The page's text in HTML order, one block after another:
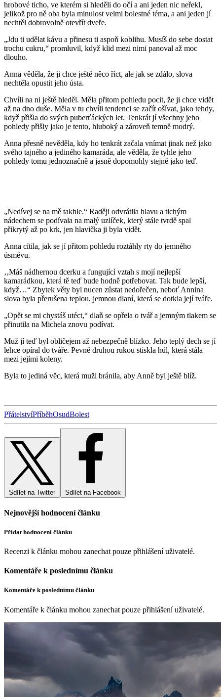
hrobové ticho, ve kterém si hleděli do očí a ani jeden nic neřekl,
jelikož pro ně oba byla minulost velmi bolestné téma, a ani jeden jí
nechtěl dobrovolně otevřít dveře.
„Jdu ti udělat kávu a přinesu ti aspoň koblihu. Musíš do sebe dostat
trochu cukru,“ promluvil, když klid mezi nimi panoval až moc
dlouho.
Anna věděla, že ji chce ještě něco říct, ale jak se zdálo, slova
nechtěla opustit jeho ústa.
Chvíli na ni ještě hleděl. Měla přitom pohledu pocit, že ji chce vidět
až na dno duše. Měla v tu chvíli tendenci se začít ošívat, jako tehdy,
když přišla do svých puberťáckých let. Tenkrát jí všechny jeho
pohledy přišly jako je tento, hluboký a zároveň temně modrý.
Anna přesně nevěděla, kdy ho tenkrát začala vnímat jinak než jako
svého tajného a jediného kamaráda, ale věděla, že tyhle jeho
pohledy tomu jednoznačně a jasně dopomohly stejně jako teď.
„Nedívej se na mě takhle.“ Raději odvrátila hlavu a tichým
nádechem se podívala na malý uzlíček, který stále tvrdě spal
přikrytý až po krk, jen hlavička ji byla vidět.
Anna cítila, jak se jí přitom pohledu roztáhly rty do jemného
úsměvu.
‚‚Máš nádhernou dcerku a fungující vztah s mojí nejlepší
kamarádkou, která tě teď bude hodně potřebovat. Tak bude lepší,
když…“ Zbytek věty byl nucen zůstat nedořečen, neboť Annina
slova byla přerušena teplou, jemnou dlaní, která se dotkla její tváře.
„Opět se mi chystáš utéct,“ dlaň se opřela o tvář a jemným tlakem se
přinutila na Michela znovu podívat.
Muž jí teď byl obličejem až nebezpečně blízko. Jeho teplý dech se jí
lehce opíral do tváře. Pevně druhou rukou stiskla hůl, která stála
mezi jejími koleny.
Byla to jediná věc, která muži bránila, aby Anně byl ještě blíž.
PřátelstvíPříběhOsudBolest
Sdílet na Twitter Sdílet na Facebook
Nejnovější hodnocení článku
Přidat hodnocení článku
Recenzi k článku mohou zanechat pouze přihlášení uživatelé.
Komentáře k poslednímu článku
Komentáře k poslednímu článku
Komentáře k článku mohou zanechat pouze přihlášení uživatelé.